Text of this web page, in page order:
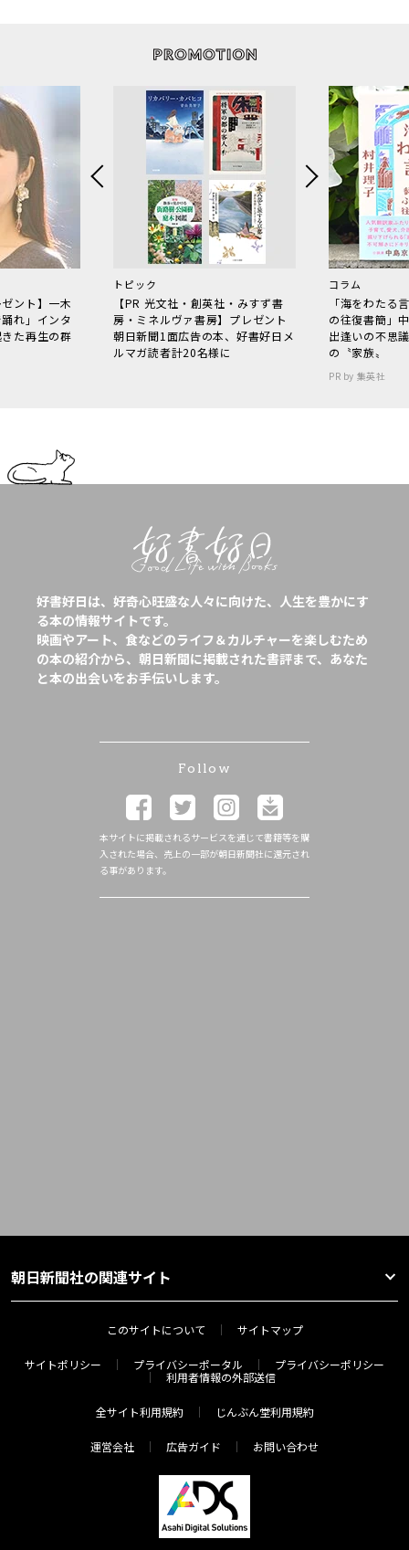
ント】一木
れ」インタ
た再生の群
トピック
【PR 光文社・創英社・みすず書
房・ミネルヴァ書房】プレゼント
朝日新聞1面広告の本、好書好日メ
ルマガ読者計20名様に
コラム
「海をわた
の往復書簡」
出逢いの不思
の〝家族〟
PR by 集英社
好書好日は、好奇心旺盛な人々に向けた、人生を豊かにす
る本の情報サイトです。
映画やアート、食などのライフ＆カルチャーを楽しむため
の本の紹介から、朝日新聞に掲載された書評まで、あなた
と本の出会いをお手伝いします。
Follow
本サイトに掲載されるサービスを通じて書籍等を購
入された場合、売上の一部が朝日新聞社に還元され
る事があります。
朝日新聞社の関連サイト
このサイトについて サイトマップ
サイトポリシー プライバシーポータル
プライバシーポリシー
利用者情報の外部送信
全サイト利用規約 じんぶん堂利用規約
運営会社 広告ガイド お問い合わせ